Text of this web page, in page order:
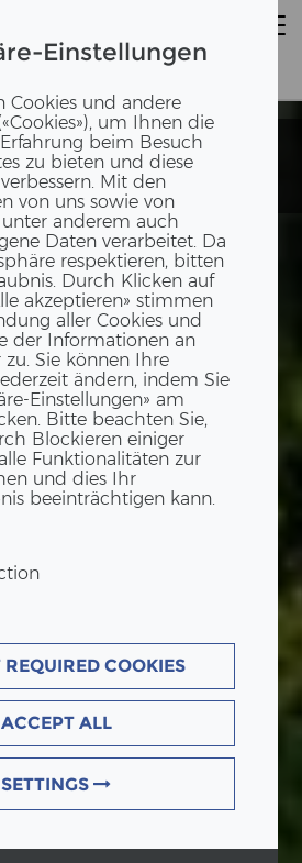
Einstellungen
Cookies und andere
um Ihnen die
beim Besuch
zu bieten und diese
Mit den
von uns sowie von
anderem auch
Daten verarbeitet. Da
respektieren, bitten
Durch Klicken auf
akzeptieren» stimmen
aller Cookies und
der Informationen an
zu. Sie können Ihre
ändern, indem Sie
Einstellungen» am
Bitte beachten Sie,
Blockieren einiger
Funktionalitäten zur
und dies Ihr
beeinträchtigen kann.
COOKIES
ACCEPT ALL
SETTINGS
Novartis
Exhibition
Pavillon
Novartis
Exhibition
Pavillon